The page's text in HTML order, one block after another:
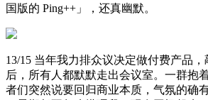
国版的 Ping++」，还真幽默。
13/15 当年我力排众议决定做付费产品
后，所有人都默默走出会议室。一群抱
者们突然说要回归商业本质，气氛的确